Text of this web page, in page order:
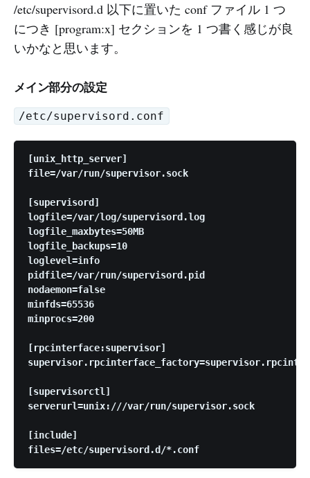
/etc/supervisord.d 以下に置いた conf ファイル 1 つ
につき [program:x] セクションを 1 つ書く感じが良
いかなと思います。
メイン部分の設定
/etc/supervisord.conf
[unix_http_server]
file=/var/run/supervisor.sock
[supervisord]
logfile=/var/log/supervisord.log
logfile_maxbytes=50MB
logfile_backups=10
loglevel=info
pidfile=/var/run/supervisord.pid
nodaemon=false
minfds=65536
minprocs=200
[rpcinterface:supervisor]
[supervisorctl]
serverurl=unix:///var/run/supervisor.sock
[include]